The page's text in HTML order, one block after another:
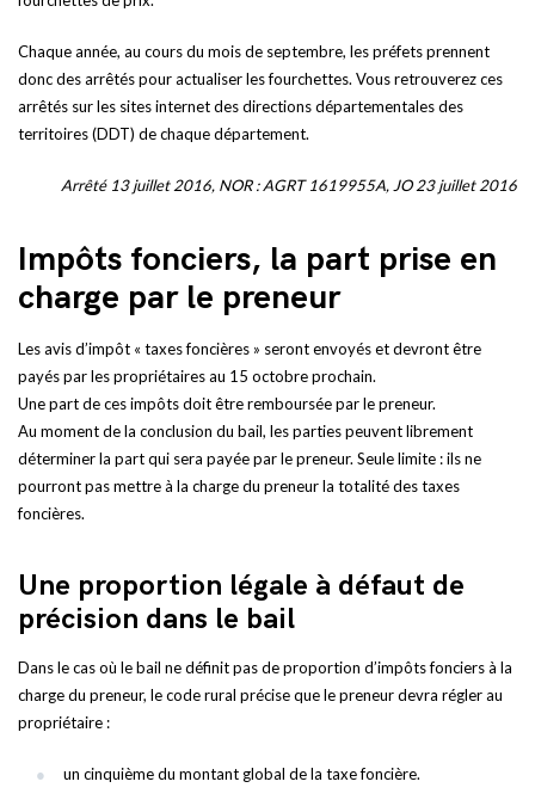
Chaque année, au cours du mois de septembre, les préfets prennent
donc des arrêtés pour actualiser les fourchettes. Vous retrouverez ces
arrêtés sur les sites internet des directions départementales des
territoires (DDT) de chaque département.
Arrêté 13 juillet 2016, NOR : AGRT 1619955A, JO 23 juillet 2016
Impôts fonciers, la part prise en
charge par le preneur
Les avis d’impôt « taxes foncières » seront envoyés et devront être
payés par les propriétaires au 15 octobre prochain.
Une part de ces impôts doit être remboursée par le preneur.
Au moment de la conclusion du bail, les parties peuvent librement
déterminer la part qui sera payée par le preneur. Seule limite : ils ne
pourront pas mettre à la charge du preneur la totalité des taxes
foncières.
Une proportion légale à défaut de
précision dans le bail
Dans le cas où le bail ne définit pas de proportion d’impôts fonciers à la
charge du preneur, le code rural précise que le preneur devra régler au
propriétaire :
un cinquième du montant global de la taxe foncière.